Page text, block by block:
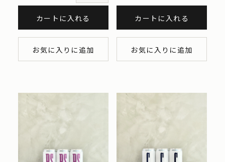
カートに入れる
お気に入りに追加
カートに入れる
お気に入りに追加